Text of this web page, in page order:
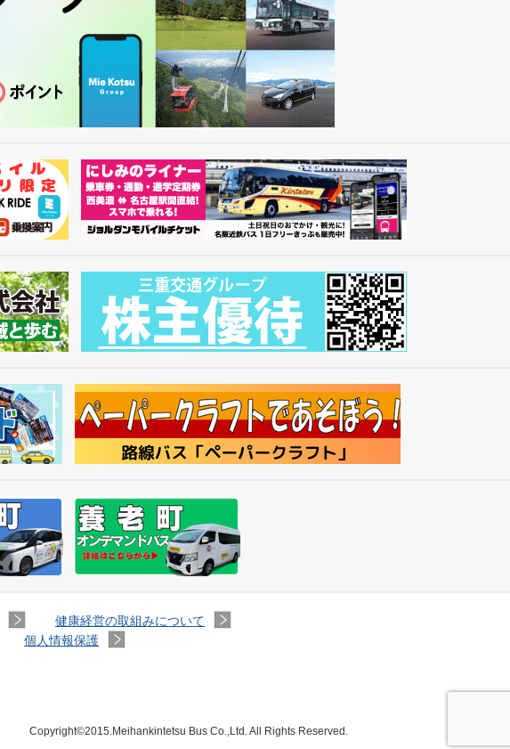
健康経営の取組みについて
個人情報保護
Copyright©2015.Meihankintetsu Bus Co.,Ltd. All Rights Reserved.